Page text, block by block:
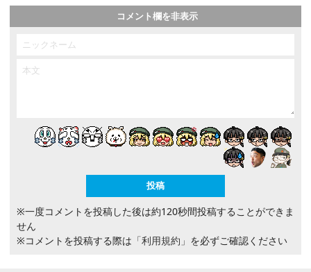
コメント欄を非表示
※一度コメントを投稿した後は約120秒間投稿することができま
せん
※コメントを投稿する際は 「利用規約」 を必ずご確認ください